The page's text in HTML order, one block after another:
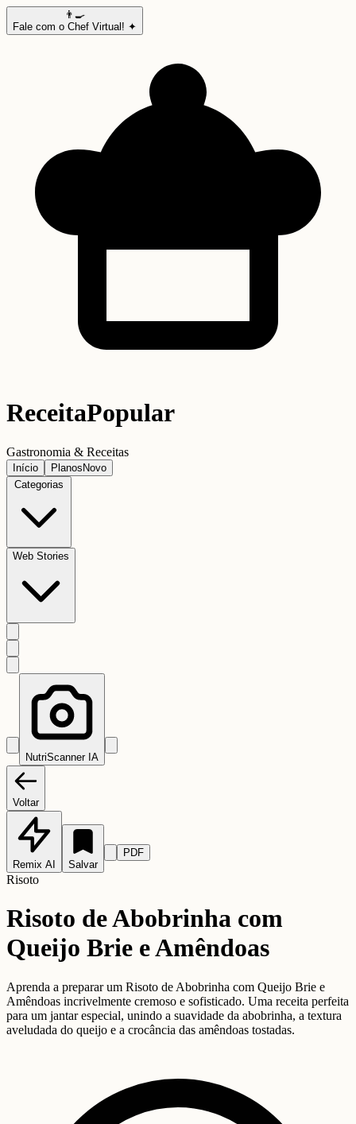
👨‍🍳
Fale com o Chef Virtual! ✦
ReceitaPopular
Gastronomia & Receitas
Início Planos Novo
Categorias
Web Stories
NutriScanner IA
Voltar
Remix AI Salvar
PDF
Risoto
Risoto de Abobrinha com
Queijo Brie e Amêndoas
Aprenda a preparar um Risoto de Abobrinha com Queijo Brie e
Amêndoas incrivelmente cremoso e sofisticado. Uma receita perfeita
para um jantar especial, unindo a suavidade da abobrinha, a textura
aveludada do queijo e a crocância das amêndoas tostadas.